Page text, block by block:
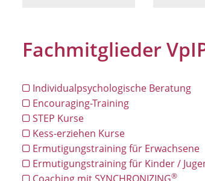
Fachmitglieder
Individualpsychologische Beratung
Encouraging-Training
STEP Kurse
Kess-erziehen Kurse
Ermutigungstraining für Erwachsene
Ermutigungstraining für Kinder /
®